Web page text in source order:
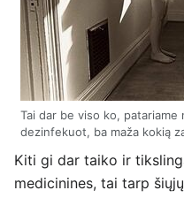
Tai dar be viso ko,
dezinfekuot, ba maža kokią
Kiti gi dar taiko ir
medicinines, tai tarp